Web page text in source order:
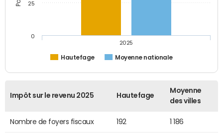
Hautefage Moyenne nationale
2025
0
25
Impôt sur le revenu 2025 Hautefage
Moyenne
des villes
Nombre de foyers fiscaux 192 1 186